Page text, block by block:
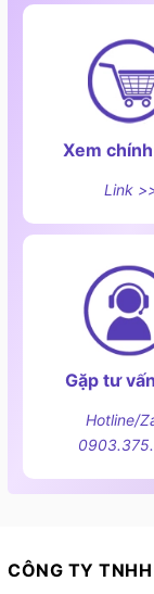
Xem
Link
Gặp tư
Hotline/
CÔNG TY